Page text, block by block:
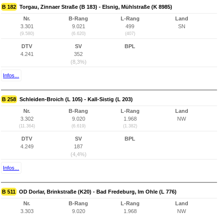
B 182 Torgau, Zinnaer Straße (B 183) - Elsnig, Mühlstraße (K 8985)
Nr.
3.301
(9.580)
B-Rang
9.021
(6.620)
L-Rang
499
(407)
Land
SN
DTV
4.241
SV
352
(8,3%)
BPL
Infos...
B 258 Schleiden-Broich (L 105) - Kall-Sistig (L 203)
Nr.
3.302
(11.364)
B-Rang
9.020
(6.619)
L-Rang
1.968
(1.382)
Land
NW
DTV
4.249
SV
187
(4,4%)
BPL
Infos...
B 511 OD Dorlar, Brinkstraße (K20) - Bad Fredeburg, Im Ohle (L 776)
Nr.
3.303
B-Rang
9.020
L-Rang
1.968
Land
NW